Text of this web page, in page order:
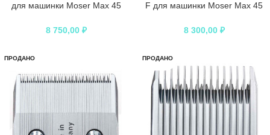
для машинки Moser Max 45
шаг 3,06 мм)
8 750,00 ₽
F для машинки Moser Max 45
шаг 3,06 мм)
8 300,00 ₽
ПРОДАНО ПРОДАНО